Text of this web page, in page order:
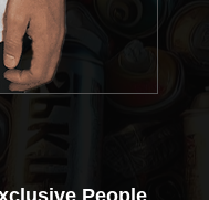
People